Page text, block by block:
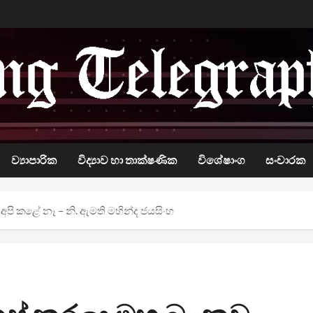
ව්‍යාපාරික විද්‍යාව හා තාක්ෂණික විශේෂාංග සංචාරක
කළේ නෑ – නි. ඇමති මහින්ද ජයසිංහ